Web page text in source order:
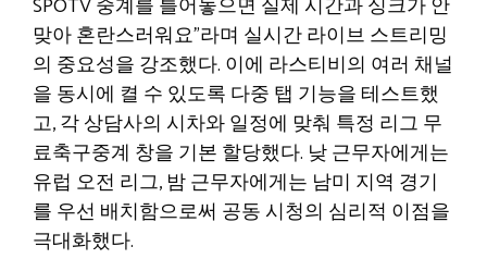
SPOTV 중계를 틀어놓으면 실제 시간과 싱크가 안
맞아 혼란스러워요”라며 실시간 라이브 스트리밍
의 중요성을 강조했다. 이에 라스티비의 여러 채널
을 동시에 켤 수 있도록 다중 탭 기능을 테스트했
고, 각 상담사의 시차와 일정에 맞춰 특정 리그 무
료축구중계 창을 기본 할당했다. 낮 근무자에게는
유럽 오전 리그, 밤 근무자에게는 남미 지역 경기
를 우선 배치함으로써 공동 시청의 심리적 이점을
극대화했다.